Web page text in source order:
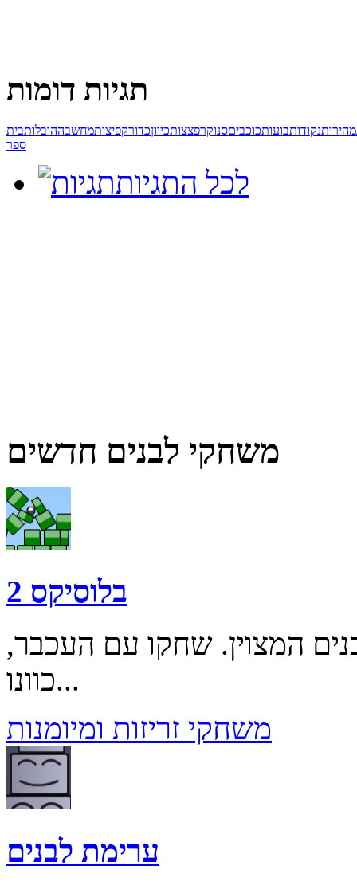
תגיות דומות
מהירותנקודותבועותכוכביםסנוקרפצצותכיווןכדורקפיצותמחשבההובלותבית
ספר
לכל התגיות
משחקי לבנים חדשים
בלוסיקס 2
המצוין. שחקו עם העכבר,
כוונו...
משחקי זריזות ומיומנות
ערימת לבנים